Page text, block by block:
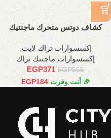
كشاف دوتس متحرك ماجنتيك
إكسسوارات تراك لايت,
إكسسوارات ماجنتك تراك
EGP555
EGP371
🎉 أنت وفرت EGP184